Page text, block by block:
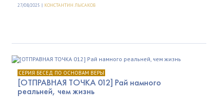
27/08/2025 | КОНСТАНТИН ЛЫСАКОВ
СЕРИЯ БЕСЕД ПО ОСНОВАМ ВЕРЫ
[ОТПРАВНАЯ ТОЧКА 012] Рай намного
реальней, чем жизнь